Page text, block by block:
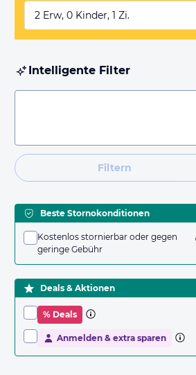
2 Erw, 0 Kinder, 1 Zi.
Intelligente Filter
Filtern
Beste Stornokonditionen
Kostenlos stornierbar oder gegen
geringe Gebühr
Deals & Aktionen
% Deals
Anmelden & extra sparen